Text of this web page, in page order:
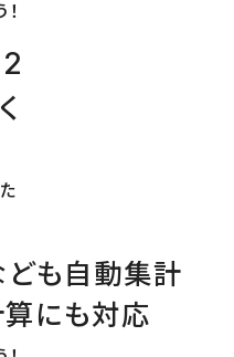
ども自動集計
にも対応